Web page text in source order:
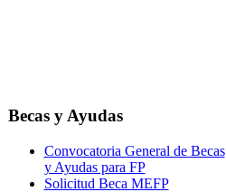
Becas y Ayudas
Convocatoria General de Becas
y Ayudas para FP
Solicitud Beca MEFP